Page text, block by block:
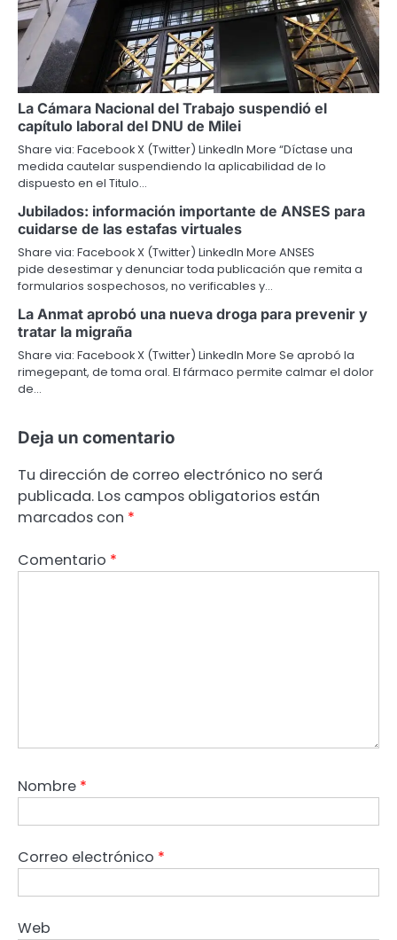
La Cámara Nacional del Trabajo suspendió el
capítulo laboral del DNU de Milei
Share via: Facebook X (Twitter) LinkedIn More “Díctase una
medida cautelar suspendiendo la aplicabilidad de lo
dispuesto en el Titulo…
Jubilados: información importante de ANSES para
cuidarse de las estafas virtuales
Share via: Facebook X (Twitter) LinkedIn More ANSES
pide desestimar y denunciar toda publicación que remita a
formularios sospechosos, no verificables y…
La Anmat aprobó una nueva droga para prevenir y
tratar la migraña
Share via: Facebook X (Twitter) LinkedIn More Se aprobó la
rimegepant, de toma oral. El fármaco permite calmar el dolor
de…
Deja un comentario
Tu dirección de correo electrónico no será
publicada. Los campos obligatorios están
marcados con *
Comentario *
Nombre *
Correo electrónico *
Web